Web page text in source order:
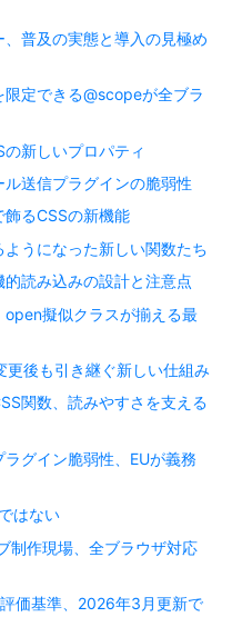
普及の実態と導入の見極め
定できる@scopeが全ブラ
新しいプロパティ
送信プラグインの脆弱性
るCSSの新機能
うになった新しい関数たち
読み込みの設計と注意点
擬似クラスが揃える最
更後も引き継ぐ新しい仕組み
関数、読みやすさを支える
グイン脆弱性、EUが義務
はない
制作現場、全ブラウザ対応
価基準、2026年3月更新で